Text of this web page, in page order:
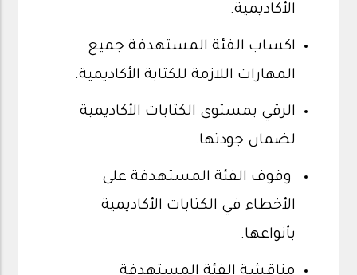
الأكاديمية.
اكساب الفئة المستهدفة جميع
المهارات اللازمة للكتابة الأكاديمية.
الرقي بمستوى الكتابات الأكاديمية
لضمان جودتها.
وقوف الفئة المستهدفة على
الأخطاء في الكتابات الأكاديمية
بأنواعها.
مناقشة الفئة المستهدفة